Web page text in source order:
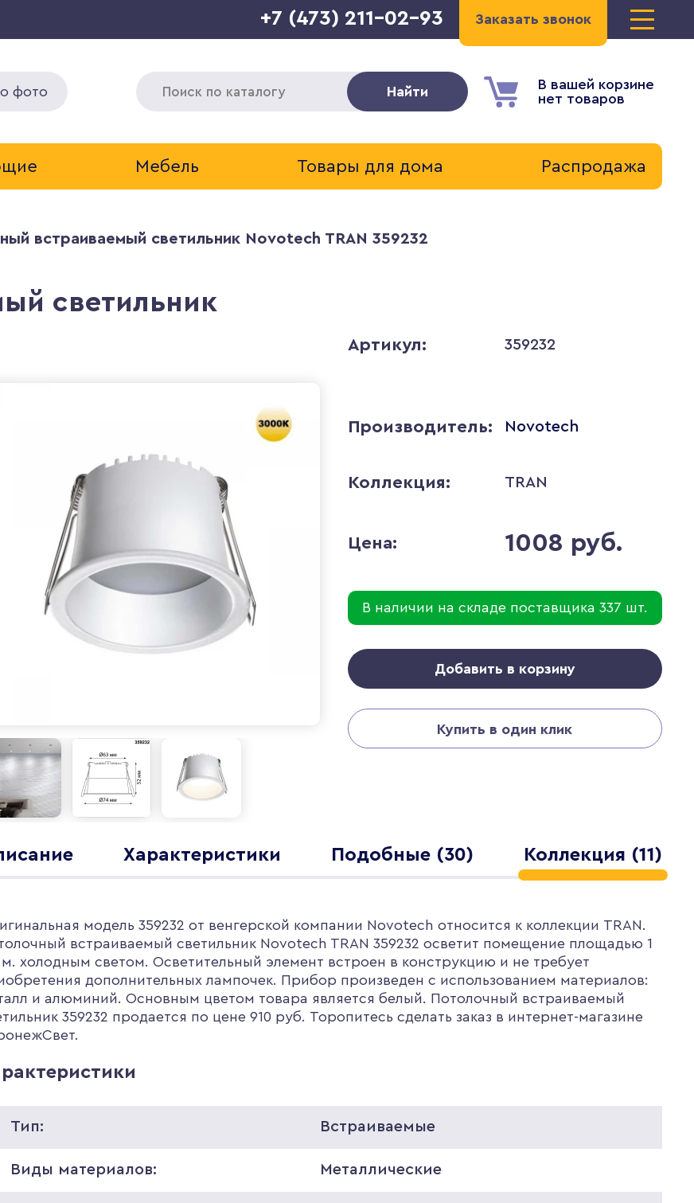
Заказать звонок
+7 (473) 211-02-93
фото
В вашей корзине
нет товаров
Найти
Мебель Товары для дома Распродажа
встраиваемый светильник Novotech TRAN 359232
светильник
Артикул: 359232
Производитель: Novotech
Коллекция: TRAN
Цена: 1008 руб.
В наличии на складе поставщика 337 шт.
Добавить в корзину
Купить в один клик
Характеристики Подобные (30) Коллекция (11)
модель 359232 от венгерской компании Novotech относится к коллекции TRAN.
встраиваемый светильник Novotech TRAN 359232 осветит помещение площадью 1
м. холодным светом. Осветительный элемент встроен в конструкцию и не требует
дополнительных лампочек. Прибор произведен с использованием материалов:
и алюминий. Основным цветом товара является белый. Потолочный встраиваемый
359232 продается по цене 910 руб. Торопитесь сделать заказ в интернет-магазине
Тип: Встраиваемые
Виды материалов: Металлические